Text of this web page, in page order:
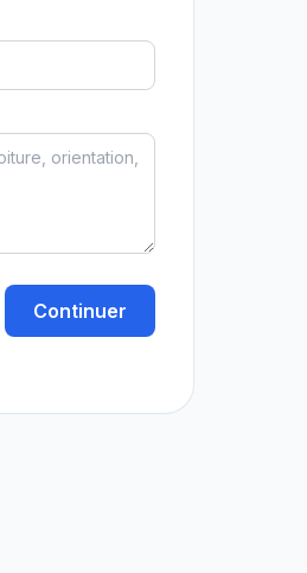
Continuer